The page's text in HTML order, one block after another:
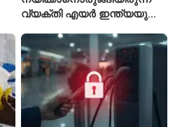
വ്യക്തി എയർ ഇന്ത്യയുടെ